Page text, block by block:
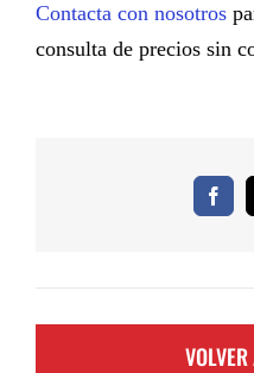
Contacta con nosotros
consulta de precios sin